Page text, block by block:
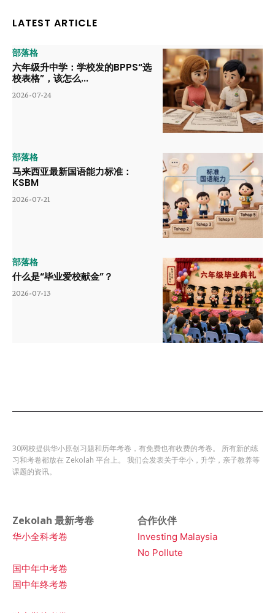
LATEST ARTICLE
部落格
六年级升中学：学校发的BPPS“选
校表格”，该怎么...
2026-07-24
部落格
马来西亚最新国语能力标准：
KSBM
2026-07-21
部落格
什么是“毕业爱校献金”？
2026-07-13
30网校提供华小原创习题和历年考卷，有免费也有收费的考卷。 所有新的练
习和考卷都放在 Zekolah 平台上。 我们会发表关于华小，升学，亲子教养等
课题的资讯。
Zekolah 最新考卷
华小全科考卷
国中年中考卷
国中年终考卷
合作伙伴
Investing Malaysia
No Pollute